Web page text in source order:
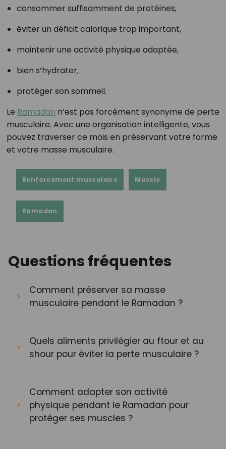
consommer suffisamment de protéines,
éviter un déficit calorique trop important,
maintenir une activité physique adaptée,
bien s’hydrater,
protéger son sommeil.
Le Ramadan n’est pas forcément synonyme de perte
musculaire. Avec une organisation intelligente, vous
pouvez traverser ce mois en préservant votre forme
et votre masse musculaire.
Renforcement musculaire Muscle
Ramadan
Questions fréquentes
Comment préserver sa masse
musculaire pendant le Ramadan ?
Quels aliments privilégier au ftour et au
shour pour éviter la perte musculaire ?
Comment adapter son activité
physique pendant le Ramadan pour
protéger ses muscles ?